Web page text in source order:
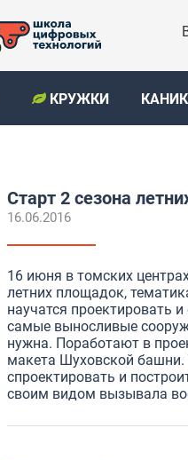
КРУЖКИ
Старт 2 сезона
16.06.2016
16 июня в томских
летних площадок,
научатся проектировать
самые выносливые
нужна. Поработают в
макета Шуховской
спроектировать и
своим видом вызывала